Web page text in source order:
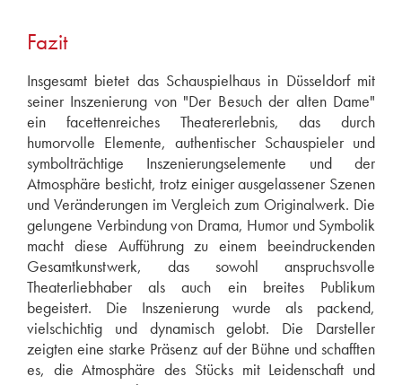
Fazit
Insgesamt bietet das Schauspielhaus in Düsseldorf mit
seiner Inszenierung von "Der Besuch der alten Dame"
ein facettenreiches Theatererlebnis, das durch
humorvolle Elemente, authentischer Schauspieler und
symbolträchtige Inszenierungselemente und der
Atmosphäre besticht, trotz einiger ausgelassener Szenen
und Veränderungen im Vergleich zum Originalwerk. Die
gelungene Verbindung von Drama, Humor und Symbolik
macht diese Aufführung zu einem beeindruckenden
Gesamtkunstwerk, das sowohl anspruchsvolle
Theaterliebhaber als auch ein breites Publikum
begeistert. Die Inszenierung wurde als packend,
vielschichtig und dynamisch gelobt. Die Darsteller
zeigten eine starke Präsenz auf der Bühne und schafften
es, die Atmosphäre des Stücks mit Leidenschaft und